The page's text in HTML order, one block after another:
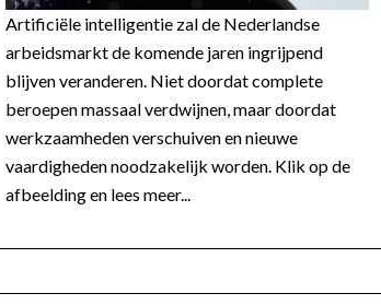
Artificiële intelligentie zal de Nederlandse
arbeidsmarkt de komende jaren ingrijpend
blijven veranderen. Niet doordat complete
beroepen massaal verdwijnen, maar doordat
werkzaamheden verschuiven en nieuwe
vaardigheden noodzakelijk worden. Klik op de
afbeelding en lees meer...